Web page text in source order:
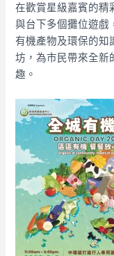
在歡賞星級嘉賓的精
與台下多個攤位遊戲
有機產物及環保的知
坊，為市民帶來全新
趣。